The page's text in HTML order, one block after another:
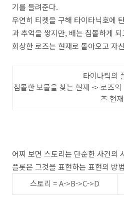
기를 들려준다.
우연히 티켓을 구해 타이타닉호에
과 추억을 쌓지만, 배는 침몰하게
회상한 로즈는 현재로 돌아오고 자
타이나틱의
침몰한 보물을 찾는 현재 -> 로즈의
즈 현재
어찌 보면 스토리는 단순한 사건의
플롯은 그것을 표현하는 표현의 방
스토리 = A->B->C->D